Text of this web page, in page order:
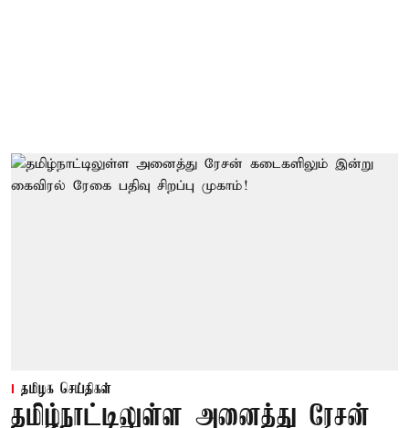
தமிழக செய்திகள்
தமிழ்நாட்டிலுள்ள அனைத்து ரேசன்